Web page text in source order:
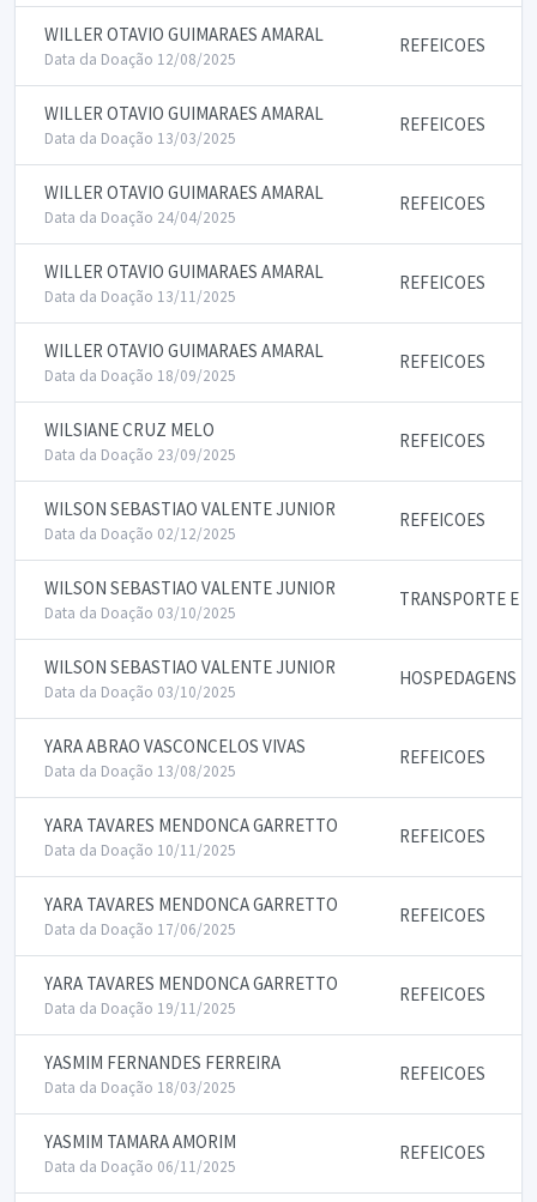
WILLER OTAVIO GUIMARAES AMARAL
Data da Doação 12/08/2025
REFEICOES
WILLER OTAVIO GUIMARAES AMARAL
Data da Doação 13/03/2025
REFEICOES
WILLER OTAVIO GUIMARAES AMARAL
Data da Doação 24/04/2025
REFEICOES
WILLER OTAVIO GUIMARAES AMARAL
Data da Doação 13/11/2025
REFEICOES
WILLER OTAVIO GUIMARAES AMARAL
Data da Doação 18/09/2025
REFEICOES
WILSIANE CRUZ MELO
Data da Doação 23/09/2025
REFEICOES
WILSON SEBASTIAO VALENTE JUNIOR
Data da Doação 02/12/2025
REFEICOES
WILSON SEBASTIAO VALENTE JUNIOR
Data da Doação 03/10/2025
TRANSPORTE E
WILSON SEBASTIAO VALENTE JUNIOR
Data da Doação 03/10/2025
HOSPEDAGENS
YARA ABRAO VASCONCELOS VIVAS
Data da Doação 13/08/2025
REFEICOES
YARA TAVARES MENDONCA GARRETTO
Data da Doação 10/11/2025
REFEICOES
YARA TAVARES MENDONCA GARRETTO
Data da Doação 17/06/2025
REFEICOES
YARA TAVARES MENDONCA GARRETTO
Data da Doação 19/11/2025
REFEICOES
YASMIM FERNANDES FERREIRA
Data da Doação 18/03/2025
REFEICOES
YASMIM TAMARA AMORIM
Data da Doação 06/11/2025
REFEICOES